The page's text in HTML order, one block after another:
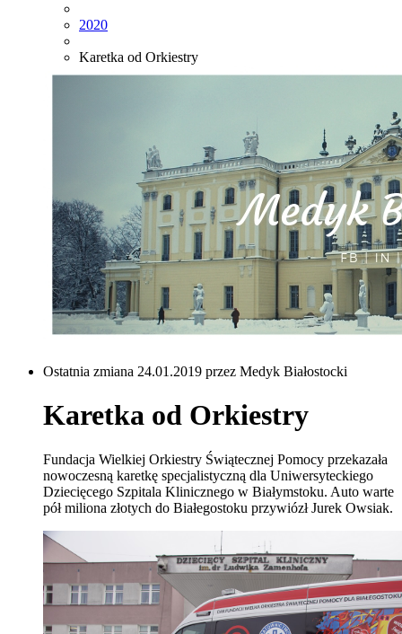
2020
Karetka od Orkiestry
Ostatnia zmiana 24.01.2019 przez Medyk Białostocki
Karetka od Orkiestry
Fundacja Wielkiej Orkiestry Świątecznej Pomocy przekazała
nowoczesną karetkę specjalistyczną dla Uniwersyteckiego
Dziecięcego Szpitala Klinicznego w Białymstoku. Auto warte
pół miliona złotych do Białegostoku przywiózł Jurek Owsiak.